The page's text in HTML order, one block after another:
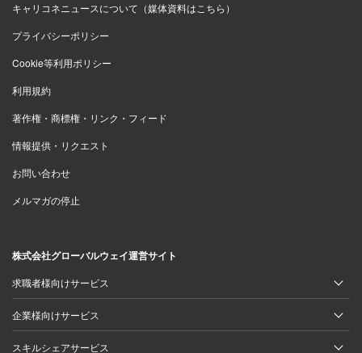
キャリコネニュースについて（媒体資料はこちら）
プライバシーポリシー
Cookie等利用ポリシー
利用規約
著作権・商標権・リンク・フィード
情報提供・リクエスト
お問い合わせ
メルマガの停止
株式会社グローバルウェイ運営サイト
求職者様向けサービス
企業様向けサービス
スキルシェアサービス